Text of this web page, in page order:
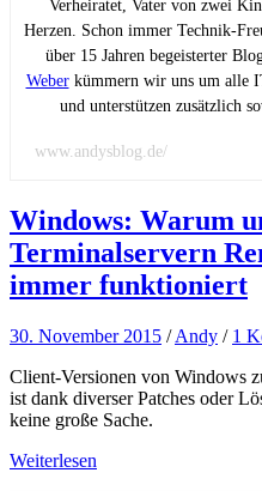
Verheiratet, Vater von zwei
Herzen. Schon immer Technik-
über 15 Jahren begeisterter
Weberkümmern wir uns um alle
und unterstützen zusätzlich
www.andysblog.de/
Windows: Warum
Terminalservern
immer funktioniert
30. November 2015 /Andy / 1
Client-Versionen von Windows
ist dank diverser Patches oder
keine große Sache.
Weiterlesen